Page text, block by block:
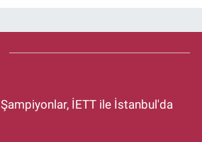
Şampiyonlar, İETT ile İstanbul'da